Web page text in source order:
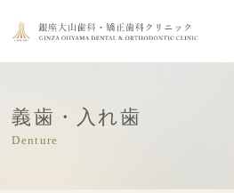
義歯・入れ歯
Denture